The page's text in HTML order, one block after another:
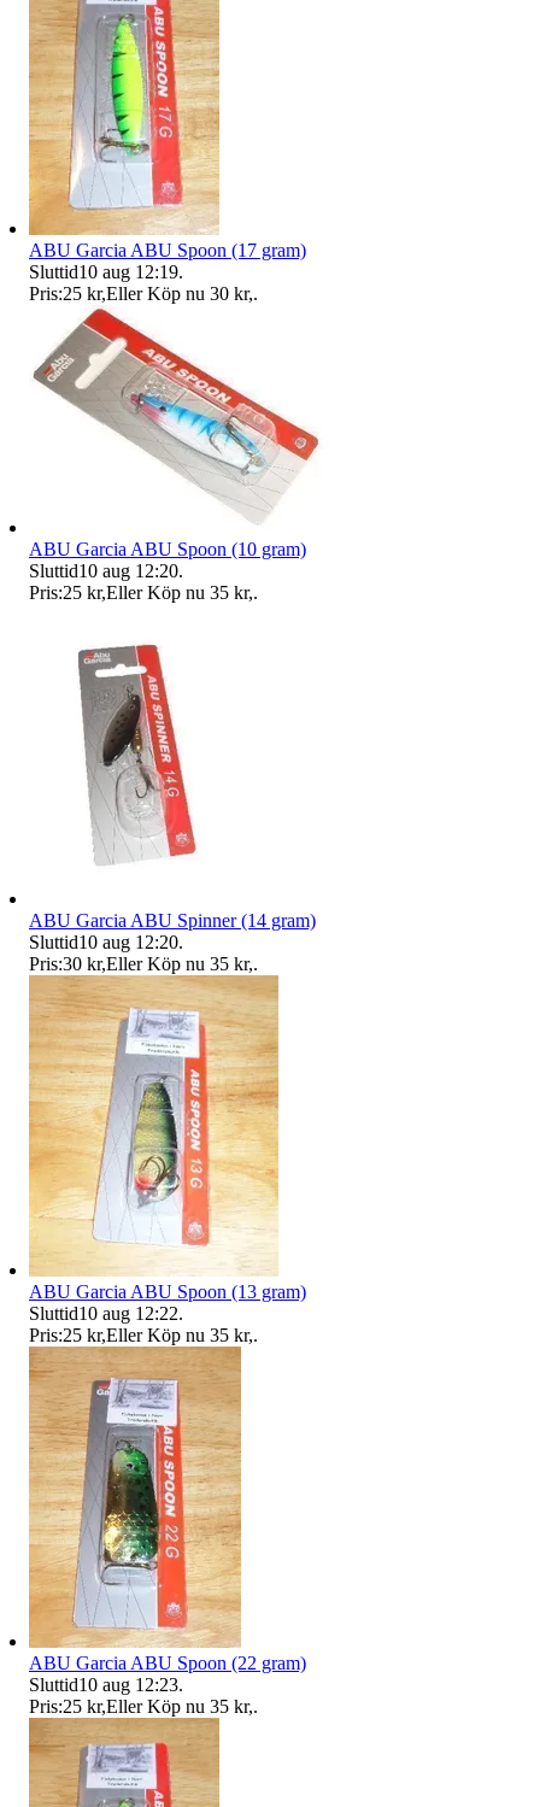
ABU Garcia ABU Spoon (17 gram)
Sluttid10 aug 12:19.
Pris:25 kr,Eller Köp nu 30 kr,.
ABU Garcia ABU Spoon (10 gram)
Sluttid10 aug 12:20.
Pris:25 kr,Eller Köp nu 35 kr,.
ABU Garcia ABU Spinner (14 gram)
Sluttid10 aug 12:20.
Pris:30 kr,Eller Köp nu 35 kr,.
ABU Garcia ABU Spoon (13 gram)
Sluttid10 aug 12:22.
Pris:25 kr,Eller Köp nu 35 kr,.
ABU Garcia ABU Spoon (22 gram)
Sluttid10 aug 12:23.
Pris:25 kr,Eller Köp nu 35 kr,.